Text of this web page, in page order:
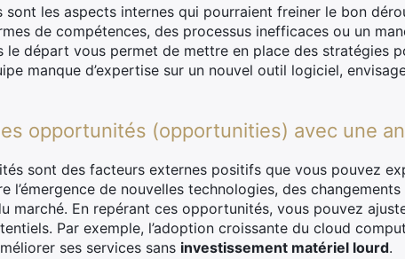
sont les aspects internes qui pourraient freiner le bon
de compétences, des processus inefficaces ou un
le départ vous permet de mettre en place des stratégies
manque d’expertise sur un nouvel outil logiciel,
opportunités (opportunities) avec une
sont des facteurs externes positifs que vous pouvez
l’émergence de nouvelles technologies, des
marché. En repérant ces opportunités, vous pouvez
Par exemple, l’adoption croissante du cloud
ses services sans investissement matériel lourd.